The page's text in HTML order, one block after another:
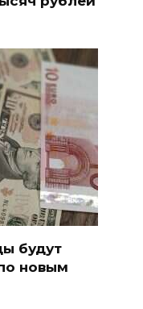
будут
новым